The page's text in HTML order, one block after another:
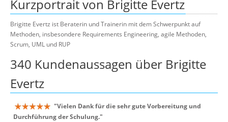
Kurzportrait von Brigitte Evertz
Brigitte Evertz ist Beraterin und Trainerin mit dem Schwerpunkt auf
Methoden, insbesondere Requirements Engineering, agile Methoden,
Scrum, UML und RUP
340 Kundenaussagen über Brigitte
Evertz
"Vielen Dank für die sehr gute Vorbereitung und
Durchführung der Schulung."